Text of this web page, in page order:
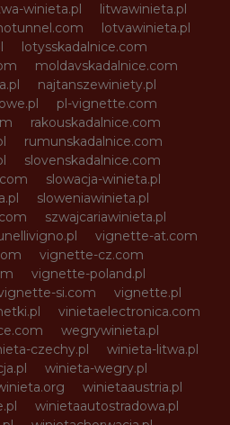
winieta.pl
litwawinieta.pl
lotvawinieta.pl
lotysskadalnice.com
moldavskadalnice.com
najtanszewiniety.pl
pl-vignette.com
rakouskadalnice.com
rumunskadalnice.com
slovenskadalnice.com
slowacja-winieta.pl
sloweniawinieta.pl
szwajcariawinieta.pl
vignette-at.com
vignette-cz.com
vignette-poland.pl
si.com
vignette.pl
vinietaelectronica.com
wegrywinieta.pl
czechy.pl
winieta-litwa.pl
winieta-wegry.pl
winietaaustria.pl
winietaautostradowa.pl